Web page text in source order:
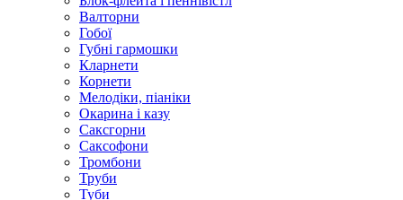
Валторни
Гобої
Губні гармошки
Кларнети
Корнети
Мелодіки, піаніки
Окарина і казу
Саксгорни
Саксофони
Тромбони
Труби
Туби